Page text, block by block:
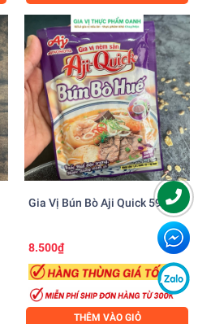
Gia Vị Bún Bò Aji Quick 59gr
8.500₫
THÊM VÀO GIỎ